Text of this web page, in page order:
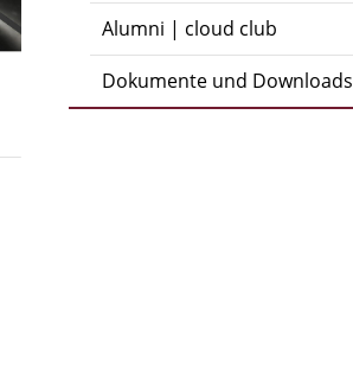
Alumni | cloud club
Dokumente und Downloads